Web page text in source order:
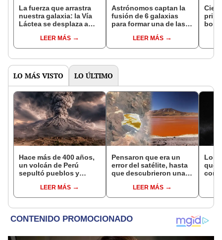
La fuerza que arrastra
nuestra galaxia: la Vía
Láctea se desplaza a
llamado el 'Gran
Atractor'
LEER MÁS
Astrónomos captan la
fusión de 6 galaxias
para formar una de las
grandes del universo
LEER MÁS
LO MÁS VISTO LO ÚLTIMO
Hace más de 400 años,
un volcán de Perú
sepultó pueblos y
veranos más fríos de la
historia: sigue bajo
LEER MÁS
Pensaron que era un
error del satélite, hasta
que descubrieron una
sobre Bolivia.
LEER MÁS
Los
que